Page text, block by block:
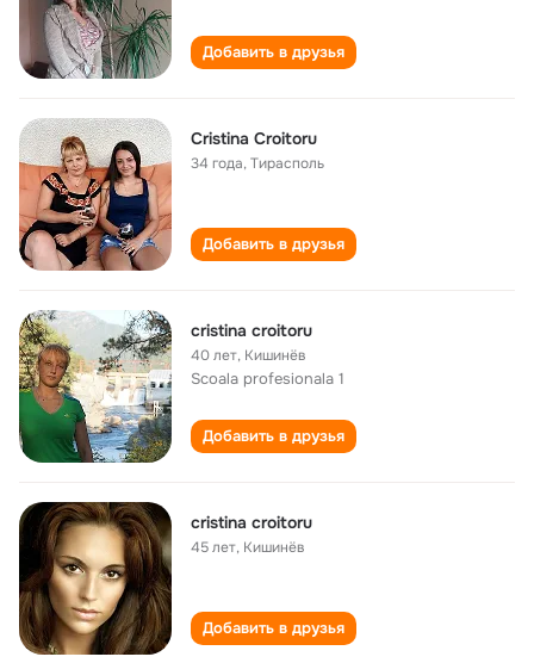
Добавить в друзья
Cristina Croitoru
34 года,Тирасполь
Добавить в друзья
cristina croitoru
40 лет, Кишинёв
Scoala profesionala 1
Добавить в друзья
cristina croitoru
45 лет, Кишинёв
Добавить в друзья